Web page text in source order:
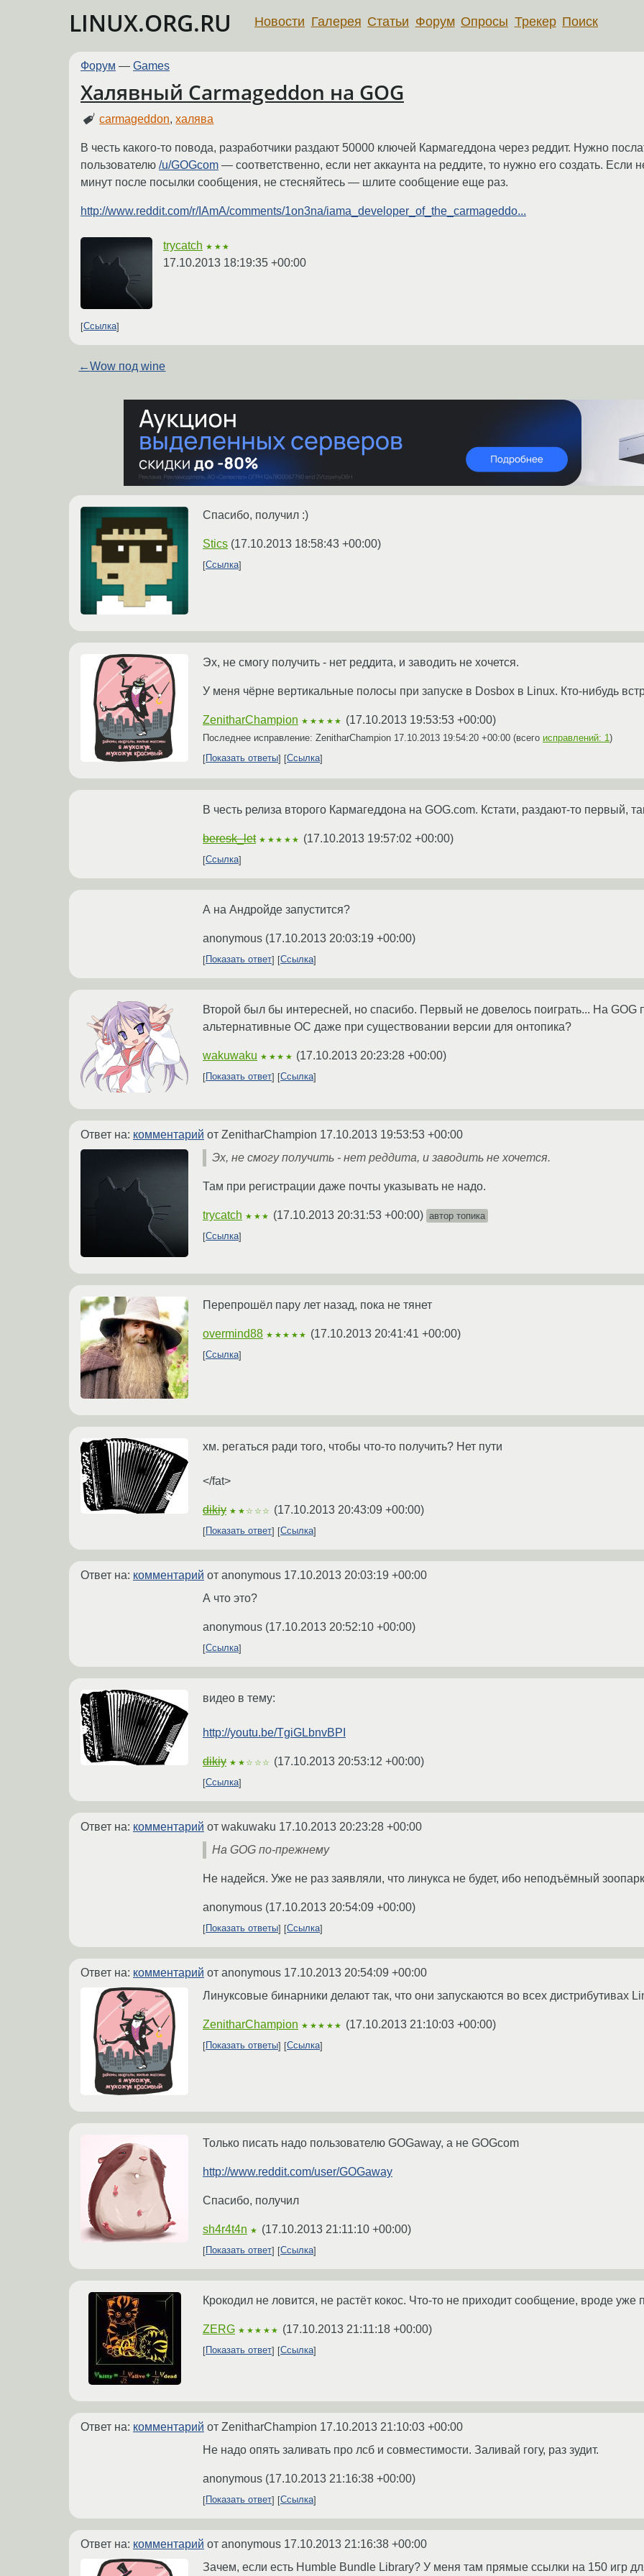
LINUX.ORG.RU Новости Галерея Статьи Форум Опросы Трекер Поиск
Форум — Games
Халявный Carmageddon на GOG
carmageddon,халява
В честь какого-то повода, разработчики раздают 50000 ключей Кармагеддона через реддит. Нужно
пользователю /u/GOGcom — соответственно, если нет аккаунта на реддите, то нужно его создать. Если
минут после посылки сообщения, не стесняйтесь — шлите сообщение еще раз.
http://www.reddit.com/r/IAmA/comments/1on3na/iama_developer_of_the_carmageddo...
trycatch ★★★
17.10.2013 18:19:35 +00:00
Ссылка
←Wow под wine
Спасибо, получил :)
Stics (17.10.2013 18:58:43 +00:00)
Ссылка
Эх, не смогу получить - нет реддита, и заводить не хочется.
У меня чёрне вертикальные полосы при запуске в Dosbox в Linux. Кто-нибудь
ZenitharChampion ★★★★★ (17.10.2013 19:53:53 +00:00)
Последнее исправление: ZenitharChampion 17.10.2013 19:54:20 +00:00 (всего исправлений: 1 )
Показать ответы
Ссылка
В честь релиза второго Кармагеддона на GOG.com. Кстати, раздают-то первый,
beresk_let ★★★★★ (17.10.2013 19:57:02 +00:00)
Ссылка
А на Андройде запустится?
anonymous (17.10.2013 20:03:19 +00:00)
Показать ответ Ссылка
Второй был бы интересней, но спасибо. Первый не довелось поиграть... На GOG
альтернативные ОС даже при существовании версии для онтопика?
wakuwaku ★★★★ (17.10.2013 20:23:28 +00:00)
Показать ответ Ссылка
Ответ на: комментарий от ZenitharChampion 17.10.2013 19:53:53 +00:00
Эх, не смогу получить - нет реддита, и заводить не хочется.
Там при регистрации даже почты указывать не надо.
trycatch ★★★ (17.10.2013 20:31:53 +00:00) автор топика
Ссылка
Перепрошёл пару лет назад, пока не тянет
overmind88 ★★★★★ (17.10.2013 20:41:41 +00:00)
Ссылка
хм. регаться ради того, чтобы что-то получить? Нет пути
</fat>
dikiy ★★☆☆☆ (17.10.2013 20:43:09 +00:00)
Показать ответ Ссылка
Ответ на: комментарий от anonymous 17.10.2013 20:03:19 +00:00
А что это?
anonymous (17.10.2013 20:52:10 +00:00)
Ссылка
видео в тему:
http://youtu.be/TgiGLbnvBPI
dikiy ★★☆☆☆ (17.10.2013 20:53:12 +00:00)
Ссылка
Ответ на: комментарий от wakuwaku 17.10.2013 20:23:28 +00:00
На GOG по-прежнему
Не надейся. Уже не раз заявляли, что линукса не будет, ибо неподъёмный
anonymous (17.10.2013 20:54:09 +00:00)
Показать ответы Ссылка
Ответ на: комментарий от anonymous 17.10.2013 20:54:09 +00:00
Линуксовые бинарники делают так, что они запускаются во всех дистрибутивах
ZenitharChampion ★★★★★ (17.10.2013 21:10:03 +00:00)
Показать ответы Ссылка
Только писать надо пользователю GOGaway, а не GOGcom
http://www.reddit.com/user/GOGaway
Спасибо, получил
sh4r4t4n ★ (17.10.2013 21:11:10 +00:00)
Показать ответ Ссылка
Крокодил не ловится, не растёт кокос. Что-то не приходит сообщение, вроде уже
ZERG ★★★★★ (17.10.2013 21:11:18 +00:00)
Показать ответ Ссылка
Ответ на: комментарий от ZenitharChampion 17.10.2013 21:10:03 +00:00
Не надо опять заливать про лсб и совместимости. Заливай гогу, раз зудит.
anonymous (17.10.2013 21:16:38 +00:00)
Показать ответ Ссылка
Ответ на: комментарий от anonymous 17.10.2013 21:16:38 +00:00
Зачем, если есть Humble Bundle Library? У меня там прямые ссылки на 150 игр